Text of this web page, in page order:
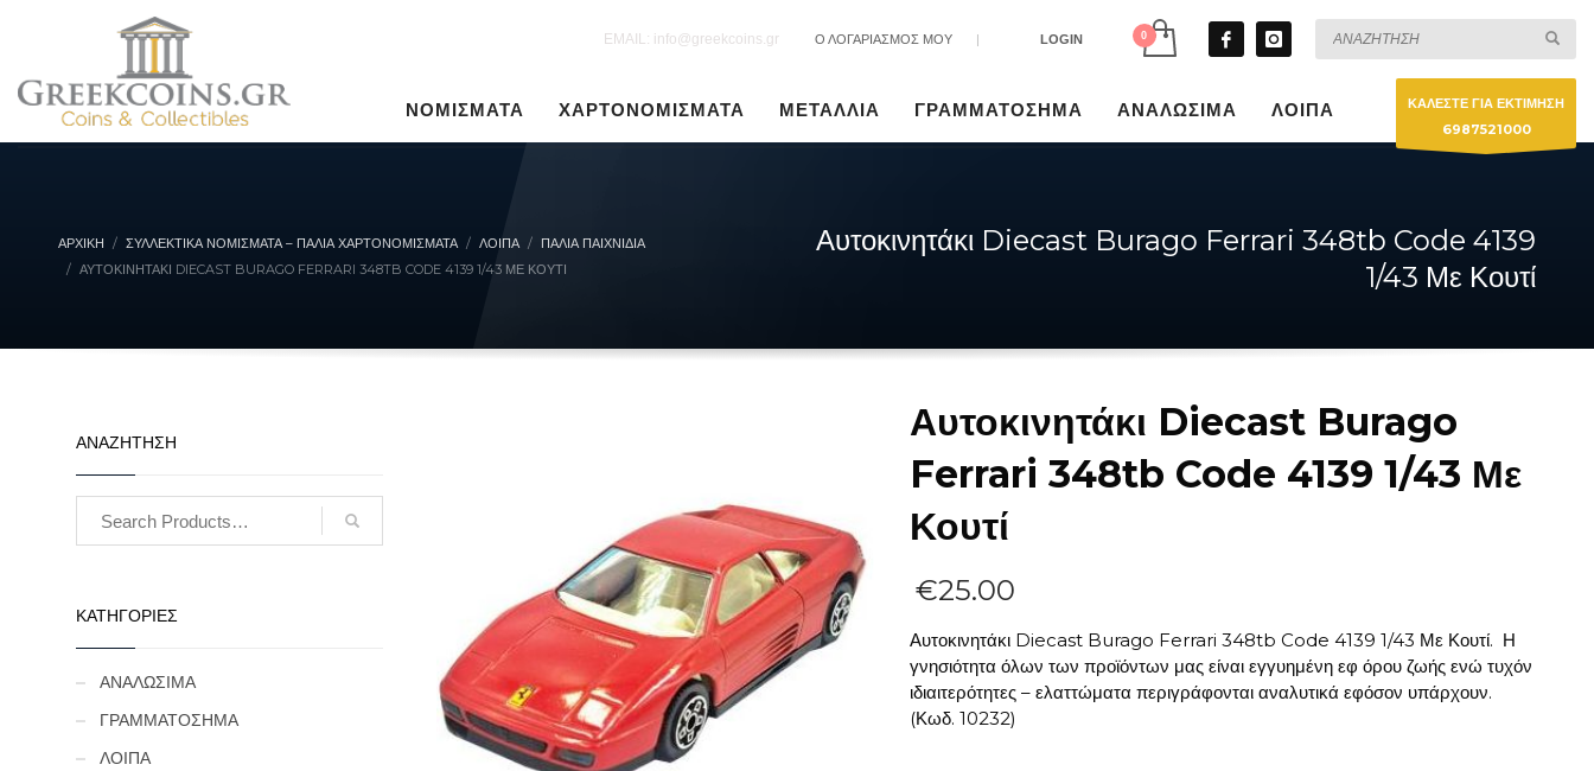
EMAIL: info@greekcoins.gr Ο ΛΟΓΑΡΙΑΣΜΟΣ ΜΟΥ | LOGIN
ΝΟΜΙΣΜΑΤΑ ΧΑΡΤΟΝΟΜΙΣΜΑΤΑ ΜΕΤΑΛΛΙΑ ΓΡΑΜΜΑΤΟΣΗΜΑ ΑΝΑΛΩΣΙΜΑ ΛΟΙΠΑ
ΚΑΛΕΣΤΕ ΓΙΑ ΕΚΤΙΜΗΣΗ
6987521000
ΑΡΧΙΚΉ ΣΥΛΛΕΚΤΙΚΆ ΝΟΜΊΣΜΑΤΑ – ΠΑΛΙΆ ΧΑΡΤΟΝΟΜΊΣΜΑΤΑ ΛΟΙΠΑ
ΠΑΛΙΆ ΠΑΙΧΝΊΔΙΑ
ΑΥΤΟΚΙΝΗΤΆΚΙ DIECAST BURAGO FERRARI 348TB CODE 4139 1/43 ΜΕ ΚΟΥΤΊ
Αυτοκινητάκι Diecast Burago Ferrari 348tb Code 4139
1/43 Με Κουτί
Αυτοκινητάκι Diecast Burago
Ferrari 348tb Code 4139 1/43 Με
Κουτί
€25.00
Αυτοκινητάκι Diecast Burago Ferrari 348tb Code 4139 1/43 Με Κουτί. Η
γνησιότητα όλων των προϊόντων μας είναι εγγυημένη εφ όρου ζωής ενώ τυχόν
ιδιαιτερότητες – ελαττώματα περιγράφονται αναλυτικά εφόσον υπάρχουν.
(Κωδ. 10232)
ΑΝΑΖΗΤΗΣΗ
ΚΑΤΗΓΟΡΙΕΣ
ΑΝΑΛΩΣΙΜΑ
ΓΡΑΜΜΑΤΟΣΗΜΑ
ΛΟΙΠΑ